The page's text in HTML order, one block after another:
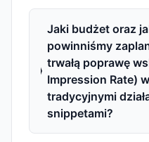
Jaki budżet oraz
powinniśmy
trwałą poprawę
Impression Rate)
tradycyjnymi
snippetami?